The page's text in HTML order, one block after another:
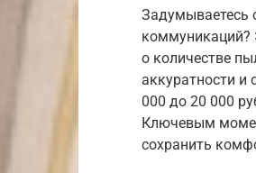
Задумываетесь
коммуникаций?
о количестве
аккуратности и
000 до 20 000
Ключевым
сохранить